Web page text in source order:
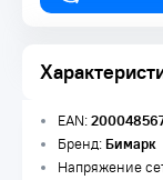
EAN:
Бренд:Бимарк
Напряжение